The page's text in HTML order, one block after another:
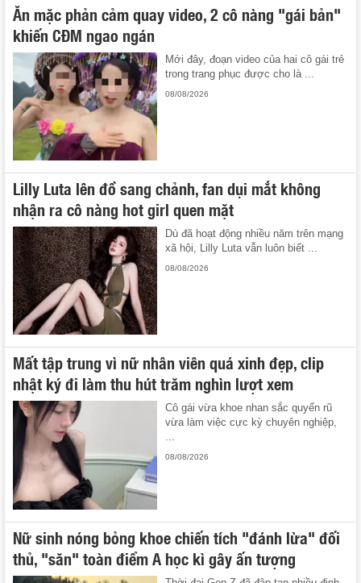
Ăn mặc phản cảm quay video, 2 cô nàng "gái bản"
khiến CĐM ngao ngán
Mới đây, đoạn video của hai cô gái trẻ
trong trang phục được cho là ...
08/08/2026
Lilly Luta lên đồ sang chảnh, fan dụi mắt không
nhận ra cô nàng hot girl quen mặt
Dù đã hoạt động nhiều năm trên mạng
xã hội, Lilly Luta vẫn luôn biết ...
08/08/2026
Mất tập trung vì nữ nhân viên quá xinh đẹp, clip
nhật ký đi làm thu hút trăm nghìn lượt xem
Cô gái vừa khoe nhan sắc quyến rũ
vừa làm việc cực kỳ chuyên nghiệp,
...
08/08/2026
Nữ sinh nóng bỏng khoe chiến tích "đánh lừa" đối
thủ, "săn" toàn điểm A học kì gây ấn tượng